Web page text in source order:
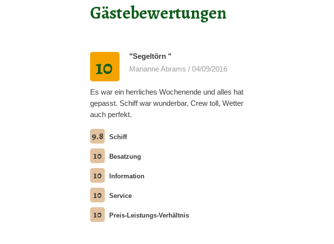
Gästebewertungen
10
"Segeltörn "
Marianne Abrams / 04/09/2016
Es war ein herrliches Wochenende und alles hat
gepasst. Schiff war wunderbar, Crew toll, Wetter
auch perfekt.
9.8 Schiff
10 Besatzung
10 Information
10 Service
10 Preis-Leistungs-Verhältnis